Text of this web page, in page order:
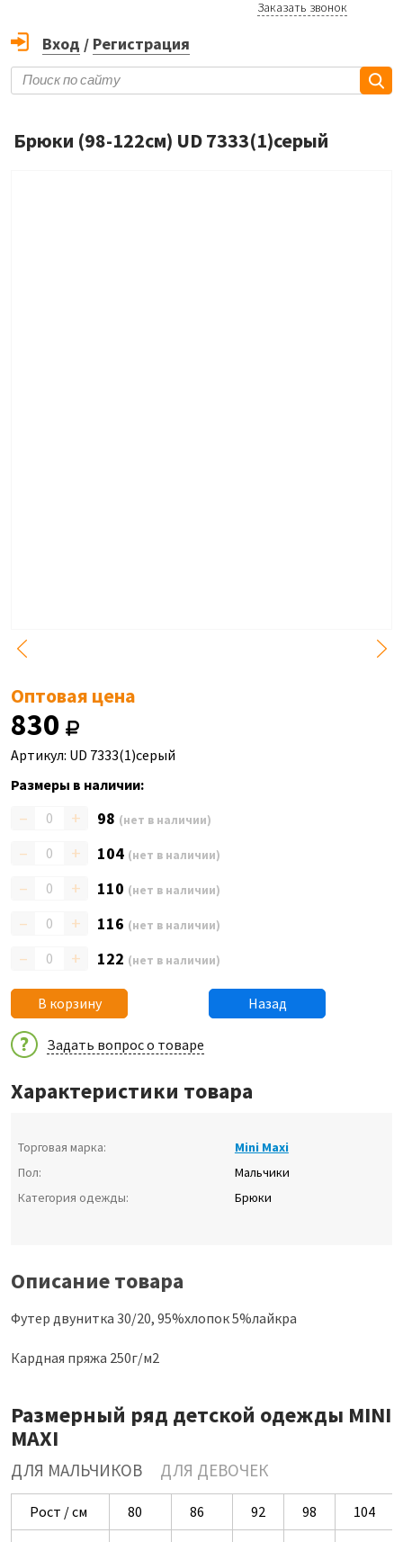
Заказать звонок
Вход / Регистрация
Брюки (98-122см) UD 7333(1)серый
Оптовая цена
830
Артикул: UD 7333(1)серый
Размеры в наличии:
– + 98 (нет в наличии)
– + 104 (нет в наличии)
– + 110 (нет в наличии)
– + 116 (нет в наличии)
– + 122 (нет в наличии)
В корзину Назад
Задать вопрос о товаре
Характеристики товара
Торговая марка:
Mini Maxi
Пол:
Мальчики
Категория одежды:
Брюки
Описание товара
Футер двунитка 30/20, 95%хлопок 5%лайкра
Кардная пряжа 250г/м2
Размерный ряд детской одежды MINI
MAXI
ДЛЯ МАЛЬЧИКОВ ДЛЯ ДЕВОЧЕК
Рост / см 80 86 92 98
104